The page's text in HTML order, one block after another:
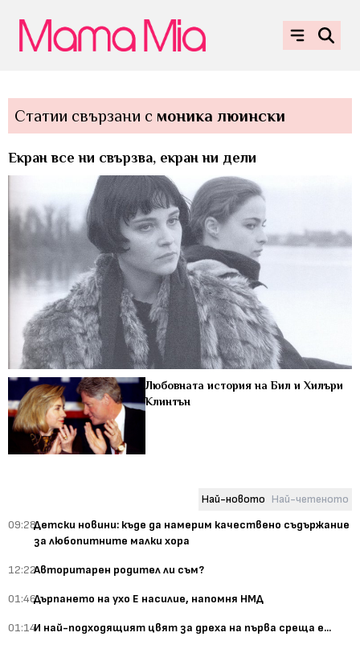
Статии свързани с моника люински
Екран все ни свързва, екран ни дели
Любовната история на Бил и Хилъри
Клинтън
Най-новото Най-четеното
09:28Детски новини: къде да намерим качествено съдържание
за любопитните малки хора
12:22Авторитарен родител ли съм?
01:46Дърпането на ухо Е насилие, напомня НМД
01:14И най-подходящият цвят за дреха на първа среща е...